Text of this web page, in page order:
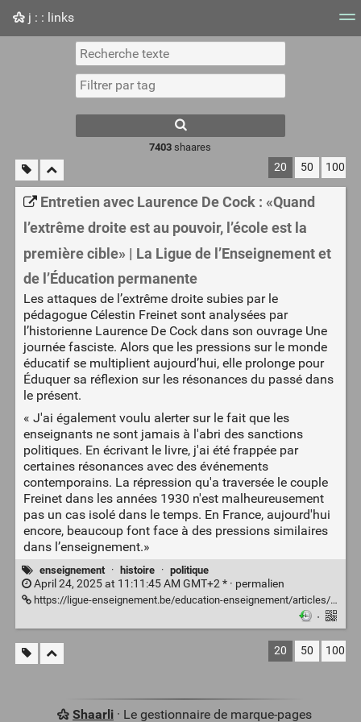
j : : links
Nuage de tags Mur d'images
7403 shaares
20 50 100
Entretien avec Laurence De Cock : «Quand
l’extrême droite est au pouvoir, l’école est la
première cible» | La Ligue de l’Enseignement et
de l’Éducation permanente
Les attaques de l’extrême droite subies par le
pédagogue Célestin Freinet sont analysées par
l’historienne Laurence De Cock dans son ouvrage Une
journée fasciste. Alors que les pressions sur le monde
éducatif se multiplient aujourd’hui, elle prolonge pour
Éduquer sa réflexion sur les résonances du passé dans
le présent.
« J'ai également voulu alerter sur le fait que les
enseignants ne sont jamais à l'abri des sanctions
politiques. En écrivant le livre, j'ai été frappée par
certaines résonances avec des événements
contemporains. La répression qu'a traversée le couple
Freinet dans les années 1930 n'est malheureusement
pas un cas isolé dans le temps. En France, aujourd'hui
encore, beaucoup font face à des pressions similaires
dans l’enseignement.»
enseignement · histoire · politique
April 24, 2025 at 11:11:45 AM GMT+2 * · permalien
https://ligue-enseignement.be/education-enseignement/articles/dossier/entretien-avec-laurence-de-cock-quand-lextreme-droite-est-au-pouvoir-lecole-est-la-premiere-cible
·
20 50 100
Shaarli· Le gestionnaire de marque-pages